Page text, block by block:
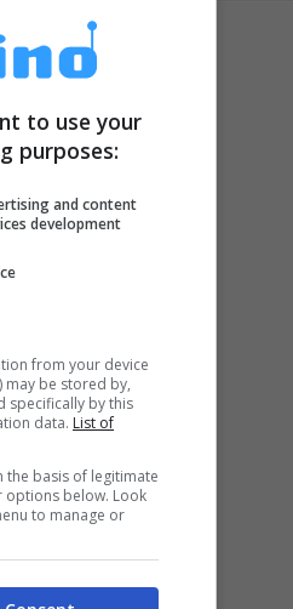
mani sul
con display
Wi-Fi e
to use your
purposes:
and content
development
from your device
may be stored by,
specifically by this
data. List of
the basis of legitimate
options below. Look
to manage or